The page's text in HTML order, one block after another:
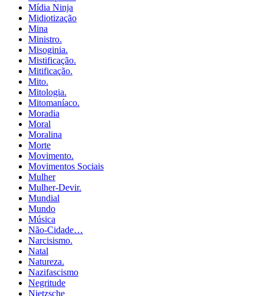
Mídia Ninja
Midiotização
Mina
Ministro.
Misoginia.
Mistificação.
Mitificação.
Mito.
Mitologia.
Mitomaníaco.
Moradia
Moral
Moralina
Morte
Movimento.
Movimentos Sociais
Mulher
Mulher-Devir.
Mundial
Mundo
Música
Não-Cidade…
Narcisismo.
Natal
Natureza.
Nazifascismo
Negritude
Nietzsche